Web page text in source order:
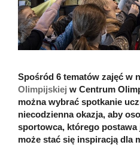
Spośród 6 tematów zajęć w
Olimpijskiej w Centrum
można wybrać spotkanie
niecodzienna okazja, aby
sportowca, którego
może stać się inspiracją dla